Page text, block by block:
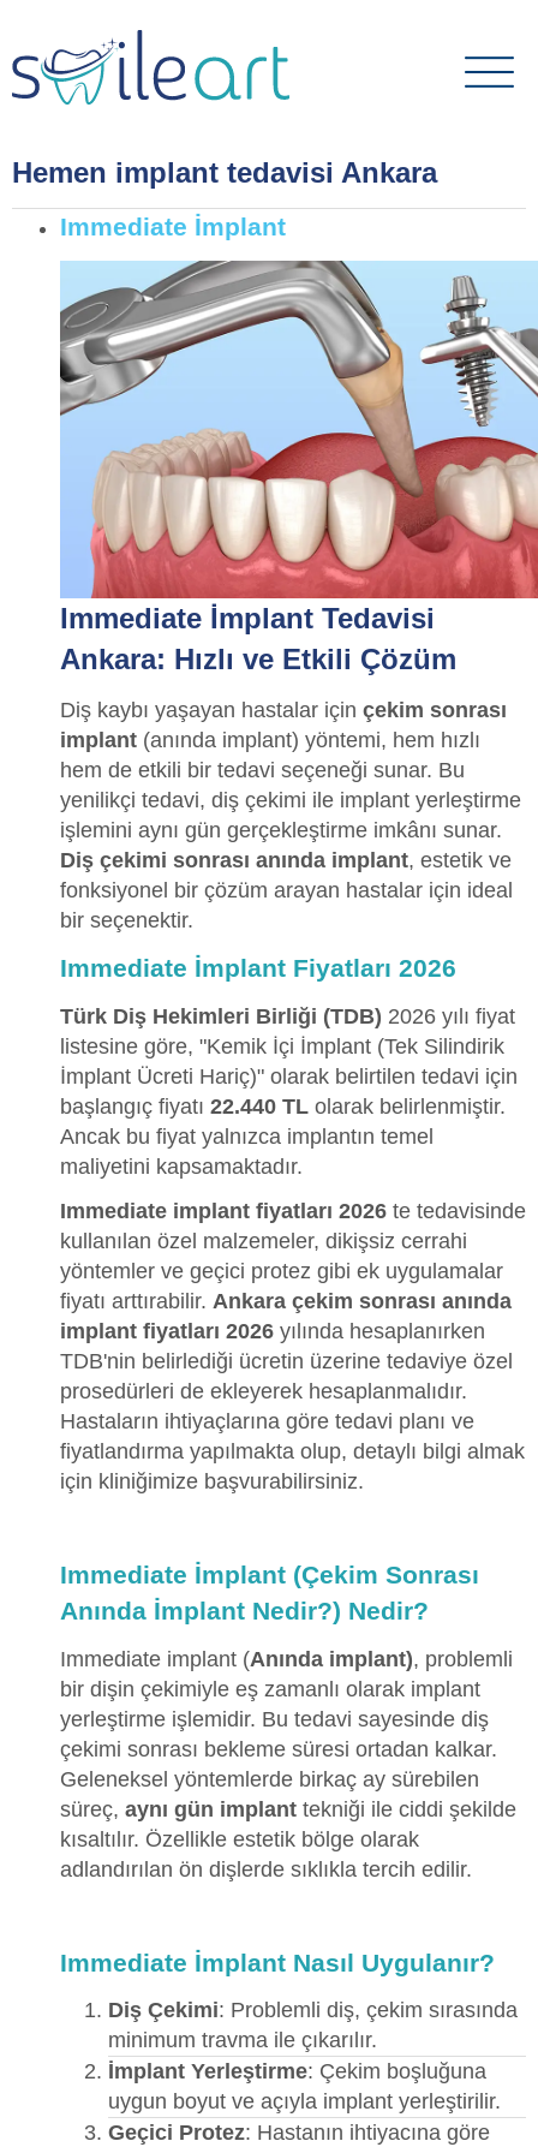
Hemen implant tedavisi Ankara
Immediate İmplant
Immediate İmplant Tedavisi
Ankara: Hızlı ve Etkili Çözüm
Diş kaybı yaşayan hastalar için çekim sonrası
implant (anında implant) yöntemi, hem hızlı
hem de etkili bir tedavi seçeneği sunar. Bu
yenilikçi tedavi, diş çekimi ile implant yerleştirme
işlemini aynı gün gerçekleştirme imkânı sunar.
Diş çekimi sonrası anında implant, estetik ve
fonksiyonel bir çözüm arayan hastalar için ideal
bir seçenektir.
Immediate İmplant Fiyatları 2026
Türk Diş Hekimleri Birliği (TDB) 2026 yılı fiyat
listesine göre, "Kemik İçi İmplant (Tek Silindirik
İmplant Ücreti Hariç)" olarak belirtilen tedavi için
başlangıç fiyatı 22.440 TL olarak belirlenmiştir.
Ancak bu fiyat yalnızca implantın temel
maliyetini kapsamaktadır.
Immediate implant fiyatları 2026 te tedavisinde
kullanılan özel malzemeler, dikişsiz cerrahi
yöntemler ve geçici protez gibi ek uygulamalar
fiyatı arttırabilir. Ankara çekim sonrası anında
implant fiyatları 2026 yılında hesaplanırken
TDB'nin belirlediği ücretin üzerine tedaviye özel
prosedürleri de ekleyerek hesaplanmalıdır.
Hastaların ihtiyaçlarına göre tedavi planı ve
fiyatlandırma yapılmakta olup, detaylı bilgi almak
için kliniğimize başvurabilirsiniz.
Immediate İmplant (Çekim Sonrası
Anında İmplant Nedir?) Nedir?
Immediate implant (Anında implant), problemli
bir dişin çekimiyle eş zamanlı olarak implant
yerleştirme işlemidir. Bu tedavi sayesinde diş
çekimi sonrası bekleme süresi ortadan kalkar.
Geleneksel yöntemlerde birkaç ay sürebilen
süreç, aynı gün implant tekniği ile ciddi şekilde
kısaltılır. Özellikle estetik bölge olarak
adlandırılan ön dişlerde sıklıkla tercih edilir.
Immediate İmplant Nasıl Uygulanır?
Diş Çekimi: Problemli diş, çekim sırasında
minimum travma ile çıkarılır.
İmplant Yerleştirme: Çekim boşluğuna
uygun boyut ve açıyla implant yerleştirilir.
Geçici Protez: Hastanın ihtiyacına göre